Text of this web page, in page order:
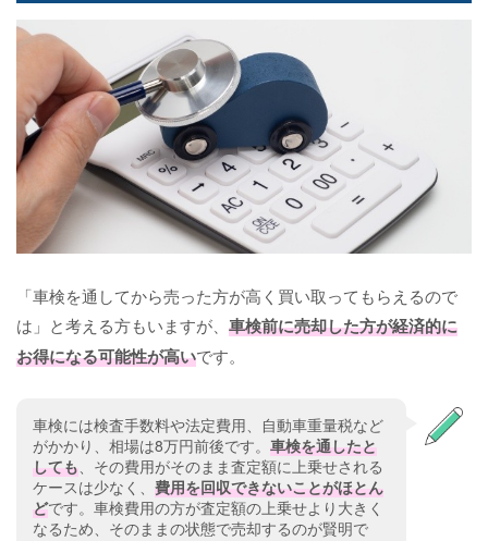
「車検を通してから売った方が高く買い取ってもらえるので
は」と考える方もいますが、 車検前に売却した方が経済的に
お得になる可能性が高いです。
車検には検査手数料や法定費用、自動車重量税など
がかかり、相場は8万円前後です。 車検を通したと
しても 、その費用がそのまま査定額に上乗せされる
ケースは少なく、 費用を回収できないことがほとん
どです。車検費用の方が査定額の上乗せより大きく
なるため、そのままの状態で売却するのが賢明で